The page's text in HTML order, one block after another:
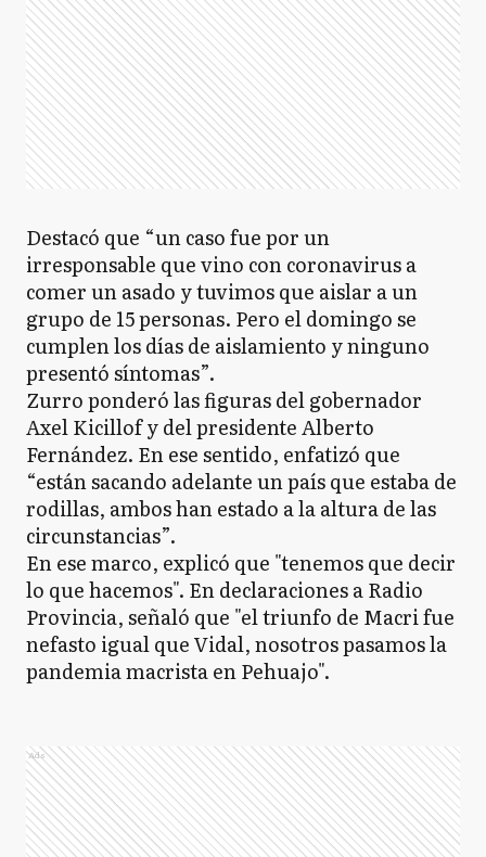
Destacó que “un caso fue por un
irresponsable que vino con coronavirus a
comer un asado y tuvimos que aislar a un
grupo de 15 personas. Pero el domingo se
cumplen los días de aislamiento y ninguno
presentó síntomas”.
Zurro ponderó las figuras del gobernador
Axel Kicillof y del presidente Alberto
Fernández. En ese sentido, enfatizó que
“están sacando adelante un país que estaba de
rodillas, ambos han estado a la altura de las
circunstancias”.
En ese marco, explicó que "tenemos que decir
lo que hacemos". En declaraciones a Radio
Provincia, señaló que "el triunfo de Macri fue
nefasto igual que Vidal, nosotros pasamos la
pandemia macrista en Pehuajo".
Ads